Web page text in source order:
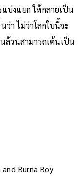
อกันและกัน เธอ
บ่งแยก ให้กลายเป็น
า ไม่ว่าโลกใบนี้จะ
ล้วนสามารถเต้นเป็น